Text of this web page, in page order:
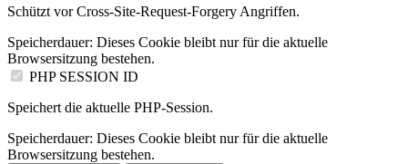
Schützt vor Cross-Site-Request-Forgery Angriffen.
Speicherdauer: Dieses Cookie bleibt nur für die aktuelle
Browsersitzung bestehen.
PHP SESSION ID
Speichert die aktuelle PHP-Session.
Speicherdauer: Dieses Cookie bleibt nur für die aktuelle
Browsersitzung bestehen.